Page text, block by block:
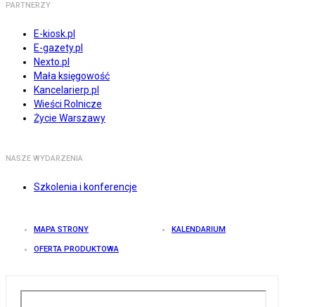
PARTNERZY
E-kiosk.pl
E-gazety.pl
Nexto.pl
Mała księgowość
Kancelarierp.pl
Wieści Rolnicze
Życie Warszawy
NASZE WYDARZENIA
Szkolenia i konferencje
MAPA STRONY KALENDARIUM
OFERTA PRODUKTOWA